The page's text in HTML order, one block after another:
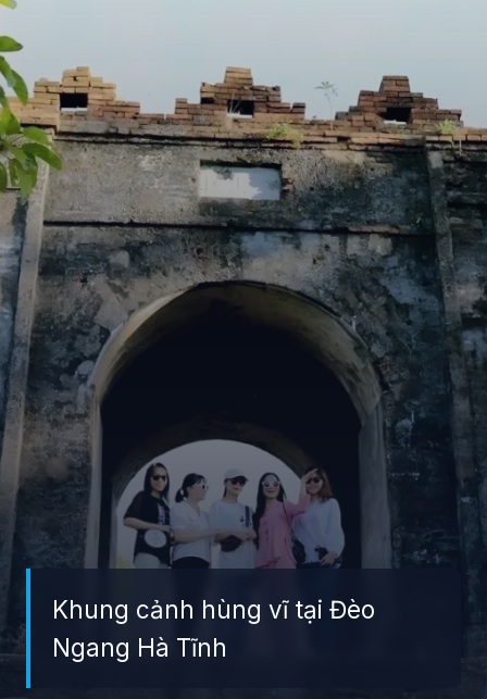
Khung cảnh hùng vĩ tại Đèo
Ngang Hà Tĩnh